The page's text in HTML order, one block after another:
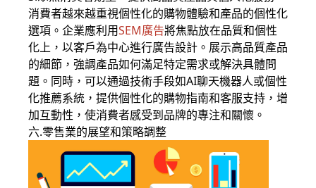
消費者越來越重視個性化的購物體驗和產品的個性化
選項。企業應利用SEM廣告將焦點放在品質和個性
化上，以客戶為中心進行廣告設計。展示高品質產品
的細節，強調產品如何滿足特定需求或解決具體問
題。同時，可以通過技術手段如AI聊天機器人或個性
化推薦系統，提供個性化的購物指南和客服支持，增
加互動性，使消費者感受到品牌的專注和關懷。
六.零售業的展望和策略調整